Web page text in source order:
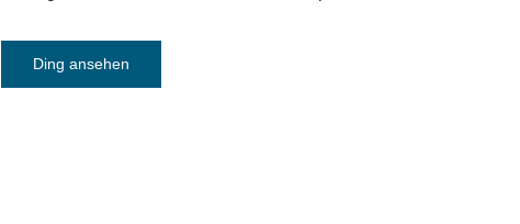
Ding ansehen